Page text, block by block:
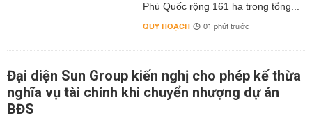
Phú Quốc rộng 161 ha trong tổng...
QUY HOẠCH 01 phút trước
Đại diện Sun Group kiến nghị cho phép kế thừa
nghĩa vụ tài chính khi chuyển nhượng dự án
BĐS